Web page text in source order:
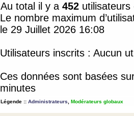
Au total il y a 452
Le nombre maximum
le 29 Juillet 2026 16:08
Utilisateurs inscrits : Aucun
Ces données sont basées
minutes
Légende :: Administrateurs Modérateurs globaux